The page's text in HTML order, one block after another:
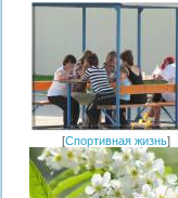
[Спортивная жизнь]